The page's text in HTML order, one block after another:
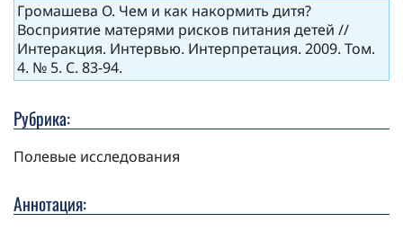
Громашева О. Чем и как накормить дитя?
Восприятие мате­рями рисков питания де­тей //
Интеракция. Интервью. Интерпретация. 2009. Том.
4. № 5. С. 83-94.
Рубрика:
Полевые исследования
Аннотация: